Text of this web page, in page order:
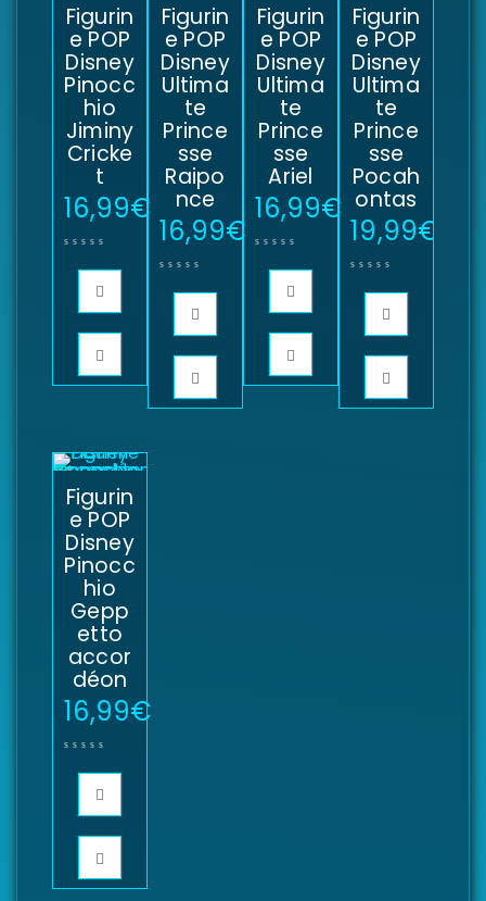
Figurin
e POP
Disney
Pinocc
hio
Jiminy
Cricke
t
16,99€
Figurin
e POP
Disney
Ultima
te
Prince
sse
Raipo
nce
16,99€
Figurin
e POP
Disney
Ultima
te
Prince
sse
Ariel
16,99€
Figurin
e POP
Disney
Ultima
te
Prince
sse
Pocah
ontas
19,99€
Figurin
e POP
Disney
Pinocc
hio
Gepp
etto
accor
déon
16,99€